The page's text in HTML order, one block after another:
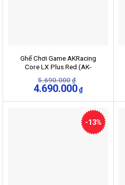
Ghế Chơi Game AKRacing
Core LX Plus Red (AK-
LXPLUS-RD)
5.690.000 ₫
Giá
gốc
là:
4.690.000 ₫Giá
tại
4.690.000₫.
-13%